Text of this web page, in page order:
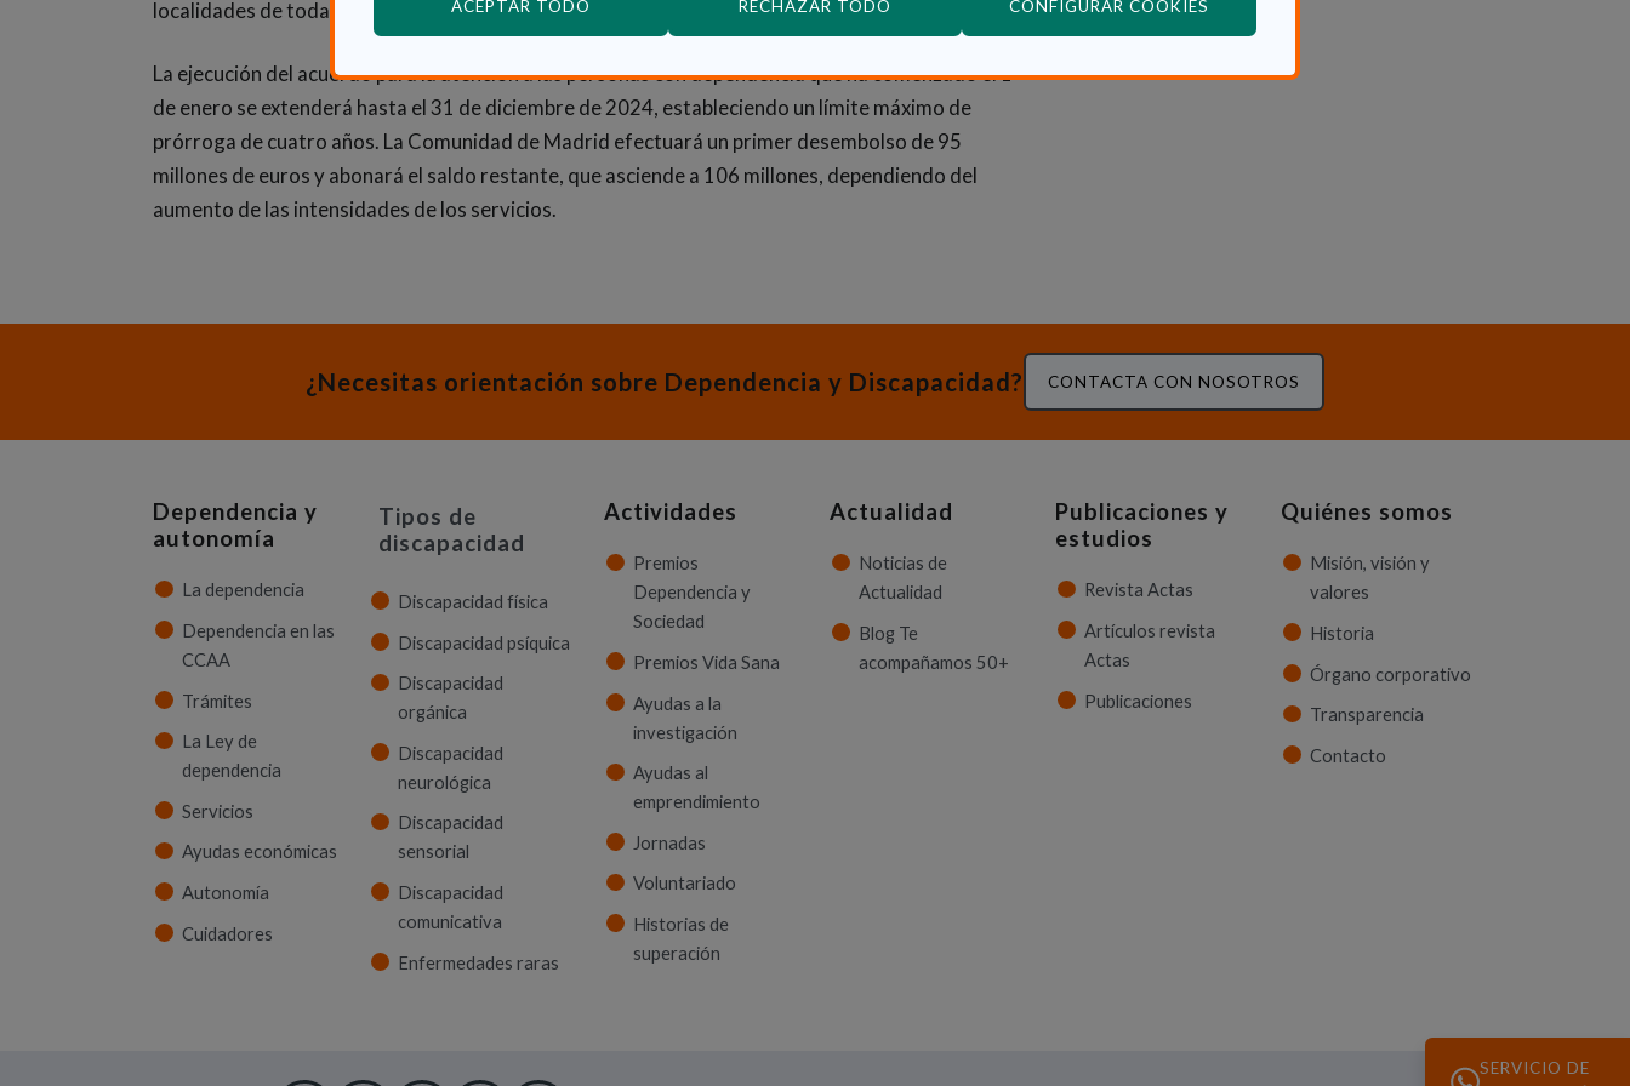
ACEPTAR TODO RECHAZAR TODO CONFIGURAR COOKIES
localidades de toda la región.
La ejecución del acuerdo para la atención a las personas con dependencia que ha comenzado el 1
de enero se extenderá hasta el 31 de diciembre de 2024, estableciendo un límite máximo de
prórroga de cuatro años. La Comunidad de Madrid efectuará un primer desembolso de 95
millones de euros y abonará el saldo restante, que asciende a 106 millones, dependiendo del
aumento de las intensidades de los servicios.
¿Necesitas orientación sobre Dependencia y Discapacidad? CONTACTA CON NOSOTROS
Dependencia y
autonomía
La dependencia
Dependencia en las
CCAA
Trámites
La Ley de
dependencia
Servicios
Ayudas económicas
Autonomía
Cuidadores
Tipos de
discapacidad
Discapacidad física
Discapacidad psíquica
Discapacidad
orgánica
Discapacidad
neurológica
Discapacidad
sensorial
Discapacidad
comunicativa
Enfermedades raras
Actividades
Premios
Dependencia y
Sociedad
Premios Vida Sana
Ayudas a la
investigación
Ayudas al
emprendimiento
Jornadas
Voluntariado
Historias de
superación
Actualidad
Noticias de
Actualidad
Blog Te
acompañamos 50+
Publicaciones y
estudios
Revista Actas
Artículos revista
Actas
Publicaciones
Quiénes somos
Misión, visión y
valores
Historia
Órgano corporativo
Transparencia
Contacto
SERVICIO DE